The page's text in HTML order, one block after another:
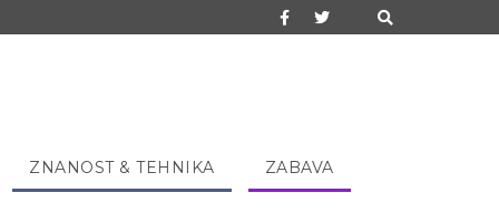
ZNANOST & TEHNIKA ZABAVA